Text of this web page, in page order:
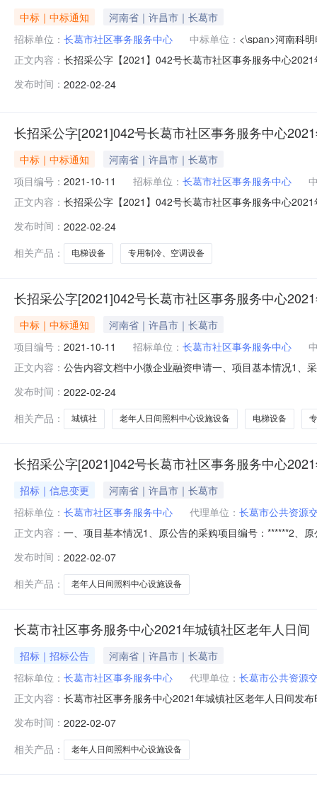
中标｜中标通知
河南省｜许昌市｜长葛市
招标单位： 长葛市社区事务服务中心 中标单位： <\span>河南科
正文内容： 长招采公字【2021】042号长葛市社区事务服务中心
日间照料中心设施设备购置（一）项目(二次）（不见面
发布时间： 2022-02-24
长招采公字[2021]042号长葛市社区事务服务中心
中标｜中标通知
河南省｜许昌市｜长葛市
项目编号： 2021-10-11 招标单位： 长葛市社区事务服务中心
正文内容： 长招采公字【2021】042号长葛市社区事务服务中心
审日期：2022年02月23日二、采购项目用途、数量、简
发布时间： 2022-02-24
相关产品：
电梯设备 专用制冷、空调设备
长招采公字[2021]042号长葛市社区事务服务中心
中标｜中标通知
河南省｜许昌市｜长葛市
项目编号： 2021-10-11 招标单位： 长葛市社区事务服务中心
正文内容： 公告内容文档中小微企业融资申请一、项目基本情况1、
招标文件、标的三、中标情况包号采购内容供应商名称
15104
发布时间： 2022-02-24
相关产品：
城镇社 老年人日间照料中心设施设备 电梯设备
长招采公字[2021]042号长葛市社区事务服务中心
招标｜信息变更
河南省｜许昌市｜长葛市
招标单位： 长葛市社区事务服务中心 代理单位： 长葛市公共资源
正文内容： 一、项目基本情况1、原公告的采购项目编号：******2、
1、更正事项：采购公告采购文件2、原文件获取时间：
发布时间： 2022-02-07
相关产品：
老年人日间照料中心设施设备
长葛市社区事务服务中心2021年城镇社区老年人日间
招标｜招标公告
河南省｜许昌市｜长葛市
招标单位： 长葛市社区事务服务中心 代理单位： 长葛市公共资源
正文内容： 长葛市社区事务服务中心2021年城镇社区老年人日间发
《河南省政府采购网》全国公共资源交易平台（河南省?
发布时间： 2022-02-07
相关产品：
老年人日间照料中心设施设备